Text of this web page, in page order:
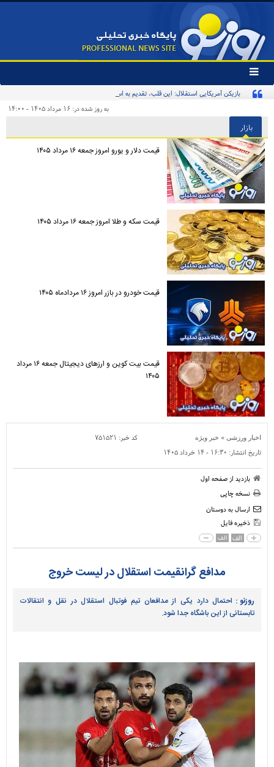
تغییر
وضعیت
منوی
ها
بازیکن آمریکایی استقلال: این قلب، تقدیم به استقلال و استقلالی‌ها/ تیم‌ملی ایران پیشنهاد
به روز شده در: ۱۶ مرداد ۱۴۰۵ - ۱۴:۰۰
بازار
قیمت دلار و یورو امروز جمعه ۱۶ مرداد ۱۴۰۵
قیمت سکه و طلا امروز جمعه ۱۶ مرداد ۱۴۰۵
قیمت خودرو در بازر امروز ۱۶ مردادماه ۱۴۰۵
قیمت بیت کوین و ارز‌های دیجیتال جمعه ۱۶ مرداد
۱۴۰۵
اخبار ورزشی » خبر ویژه کد خبر: ۷۵۱۵۲۱
تاریخ انتشار: ۱۶:۳۰ - ۱۴ خرداد ۱۴۰۵
بازدید از صفحه اول
نسخه چاپی
ارسال به دوستان
ذخیره فایل
الف الف
مدافع گرانقیمت استقلال در لیست خروج
روزنو : احتمال دارد یکی از مدافعان تیم فوتبال استقلال در نقل و انتقالات
تابستانی از این باشگاه جدا شود.